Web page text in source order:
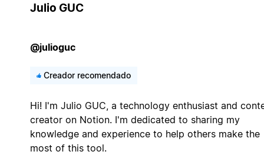
Julio GUC
@julioguc
Creador recomendado
Hi! I'm Julio GUC, a technology enthusiast and
creator on Notion. I'm dedicated to sharing my
knowledge and experience to help others make the
most of this tool.